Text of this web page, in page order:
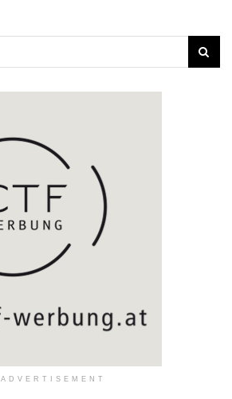
ADVERTISEMENT